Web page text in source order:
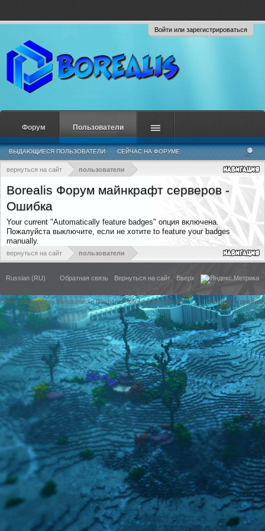
Войти или зарегистрироваться
вернуться на сайт пользователи
Borealis Форум майнкрафт серверов -
Ошибка
Your current "Automatically feature badges" опция включена.
Пожалуйста выключите, если не хотите to feature your badges
manually.
вернуться на сайт пользователи
Форум Пользователи
ВЫДАЮЩИЕСЯ ПОЛЬЗОВАТЕЛИ СЕЙЧАС НА ФОРУМЕ
НЕДАВНЯЯ АКТИВНОСТЬ НОВЫЕ СООБЩЕНИЯ ПРОФИЛЯ
Russian (RU) Обратная связь Вернуться на сайт Вверх
Стиль разработан Bartolomeo и Dech1moXenforo for Borealis Условия и правила